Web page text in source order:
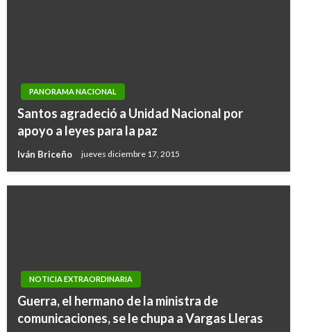
PANORAMA NACIONAL
Santos agradeció a Unidad Nacional por
apoyo a leyes para la paz
Iván Briceño jueves diciembre 17, 2015
NOTICIA EXTRAORDINARIA
Guerra, el hermano de la ministra de
comunicaciones, se le chupa a Vargas Lleras